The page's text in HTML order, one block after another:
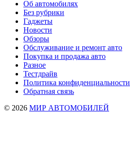
Об автомобилях
Без рубрики
Гаджеты
Новости
Обзоры
Обслуживание и ремонт авто
Покупка и продажа авто
Разное
Тестдрайв
Политика конфиденциальности
Обратная связь
© 2026 МИР АВТОМОБИЛЕЙ